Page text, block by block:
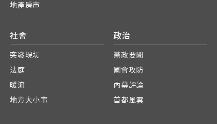
地產房市
社會
突發現場
法庭
暖流
地方大小事
政治
黨政要聞
國會攻防
內幕評論
首都風雲